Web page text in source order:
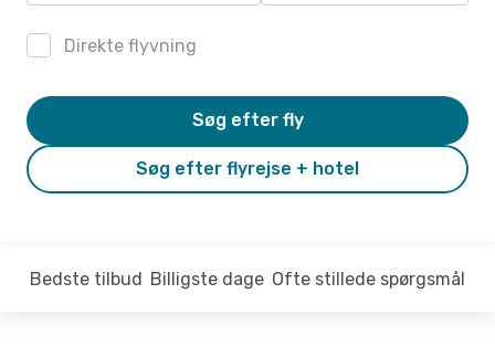
Direkte flyvning
Søg efter flyrejse + hotel
Søg efter fly
Bedste tilbud Billigste dage Ofte stillede spørgsmål